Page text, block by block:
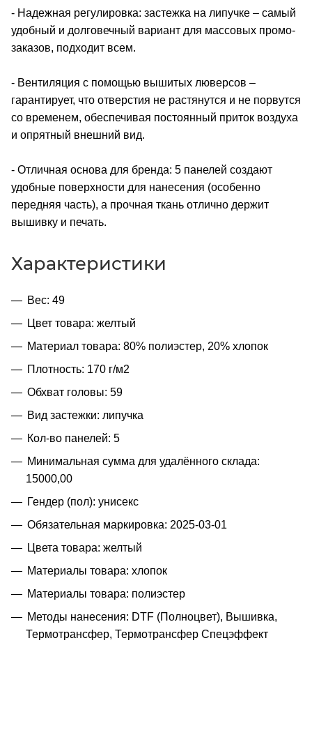
- Надежная регулировка: застежка на липучке – самый
удобный и долговечный вариант для массовых промо-
заказов, подходит всем.
- Вентиляция с помощью вышитых люверсов –
гарантирует, что отверстия не растянутся и не порвутся
со временем, обеспечивая постоянный приток воздуха
и опрятный внешний вид.
- Отличная основа для бренда: 5 панелей создают
удобные поверхности для нанесения (особенно
передняя часть), а прочная ткань отлично держит
вышивку и печать.
Характеристики
Вес: 49
Цвет товара: желтый
Материал товара: 80% полиэстер, 20% хлопок
Плотность: 170 г/м2
Обхват головы: 59
Вид застежки: липучка
Кол-во панелей: 5
Минимальная сумма для удалённого склада:
15000,00
Гендер (пол): унисекс
Обязательная маркировка: 2025-03-01
Цвета товара: желтый
Материалы товара: хлопок
Материалы товара: полиэстер
Методы нанесения: DTF (Полноцвет), Вышивка,
Термотрансфер, Термотрансфер Спецэффект